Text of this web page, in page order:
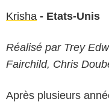
Krisha - Etats-Unis
Réalisé par Trey
Fairchild, Chris
Après plusieurs